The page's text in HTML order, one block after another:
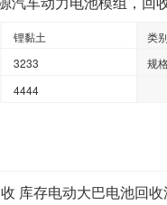
锂黏土
类
3233
规
4444
库存电动大巴电池回